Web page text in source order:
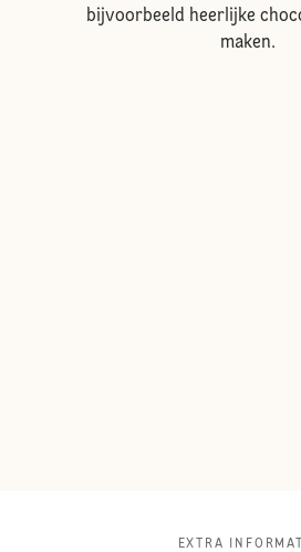
bijvoorbeeld heerlijke
maken.
EXTRA